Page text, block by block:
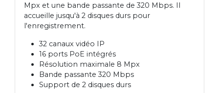
Mpx et une bande passante de 320 Mbps. Il
accueille jusqu'à 2 disques durs pour
l'enregistrement.
32 canaux vidéo IP
16 ports PoE intégrés
Résolution maximale 8 Mpx
Bande passante 320 Mbps
Support de 2 disques durs